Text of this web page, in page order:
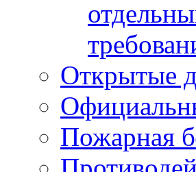
Открытые
Пожарная